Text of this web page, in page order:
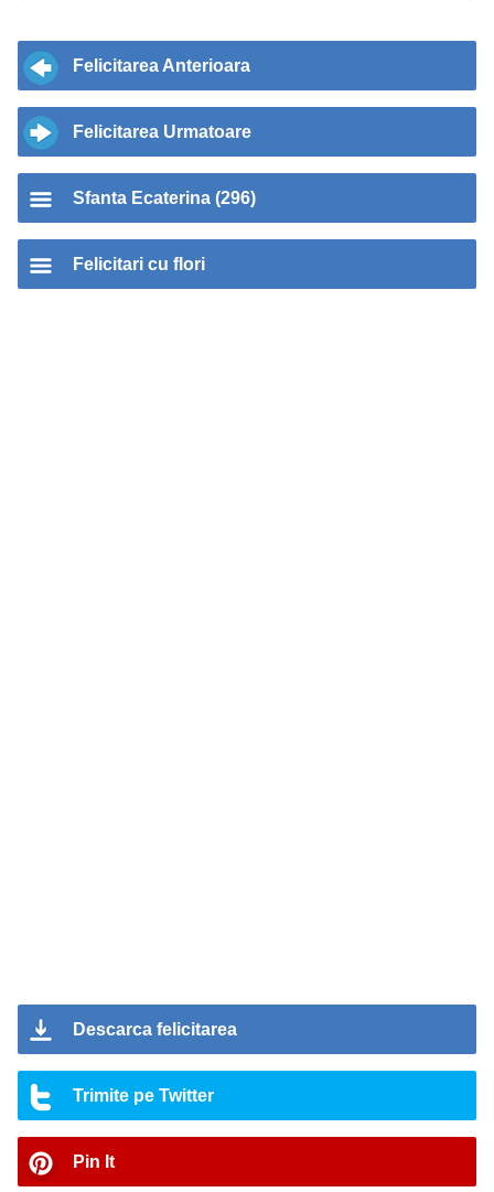
Felicitarea Anterioara
Felicitarea Urmatoare
Sfanta Ecaterina (296)
Felicitari cu flori
Descarca felicitarea
Trimite pe Twitter
Pin It